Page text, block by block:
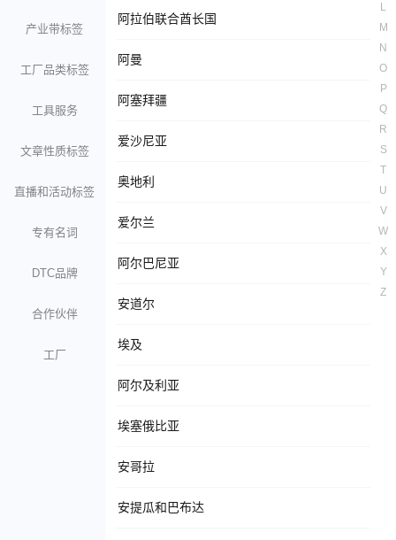
产业带标签
工厂品类标签
工具服务
文章性质标签
直播和活动标签
专有名词
DTC品牌
合作伙伴
工厂
阿拉伯联合酋长国
阿曼
阿塞拜疆
爱沙尼亚
奥地利
爱尔兰
阿尔巴尼亚
安道尔
埃及
阿尔及利亚
埃塞俄比亚
安哥拉
安提瓜和巴布达
L
M
N
O
P
Q
R
S
T
U
V
W
X
Y
Z